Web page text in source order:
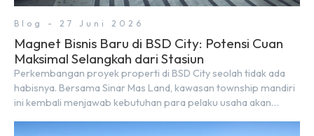
Blog - 27 Juni 2026
Magnet Bisnis Baru di BSD City: Potensi Cuan
Maksimal Selangkah dari Stasiun
Perkembangan proyek properti di BSD City seolah tidak ada
habisnya. Bersama Sinar Mas Land, kawasan township mandiri
ini kembali menjawab kebutuhan para pelaku usaha akan